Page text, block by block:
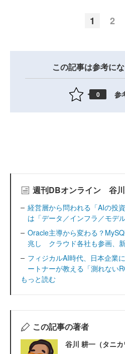
1 2
この記事は参考に
0 参
週刊DBオンライン 谷
経営層から問われる「AIの投
は「データ／インフラ／モデ
Oracle主導から変わる？
兆し クラウド各社も参画、
フィジカルAI時代、日本企
ートナーが教える「測れない
もっと読む
この記事の著者
谷川 耕一（タニ